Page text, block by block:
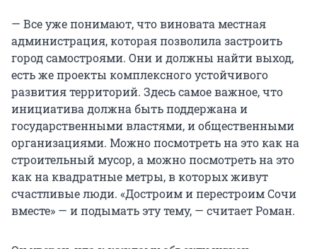
— Все уже понимают, что виновата местная
администрация, которая позволила застроить
город самостроями. Они и должны найти выход,
есть же проекты комплексного устойчивого
развития территорий. Здесь самое важное, что
инициатива должна быть поддержана и
государственными властями, и общественными
организациями. Можно посмотреть на это как на
строительный мусор, а можно посмотреть на это
как на квадратные метры, в которых живут
счастливые люди. «Достроим и перестроим Сочи
вместе» — и подымать эту тему, — считает Роман.